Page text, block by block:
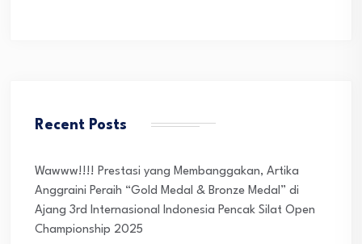
Recent Posts
Wawww!!!! Prestasi yang Membanggakan, Artika
Anggraini Peraih “Gold Medal & Bronze Medal” di
Ajang 3rd Internasional Indonesia Pencak Silat Open
Championship 2025